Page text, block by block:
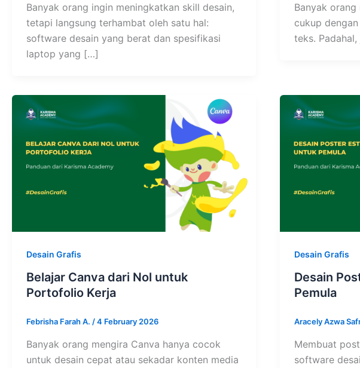
Banyak orang ingin meningkatkan skill desain,
tetapi langsung terhambat oleh satu hal:
software desain yang berat dan spesifikasi
laptop yang […]
Banyak
cukup
teks.
Desain Grafis
Belajar Canva dari Nol untuk
Portofolio Kerja
Febrisha Farah A. /4 February 2026
Banyak orang mengira Canva hanya cocok
untuk desain cepat atau sekadar konten media
Desain Grafis
Desain
Pemula
Aracely Azwa
Membuat
software